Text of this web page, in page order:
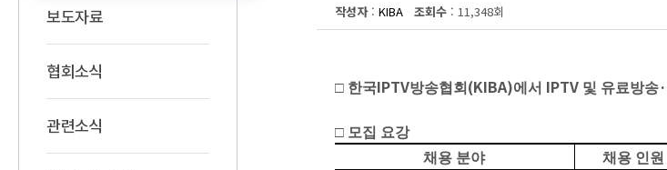
보도자료
협회소식
관련소식
작성자: KIBA 조회수: 11,348회
□ 한국IPTV방송협회 (KIBA)에서 IPTV 및 유료방송·
□ 모집 요강
채용 분야
채용 인원